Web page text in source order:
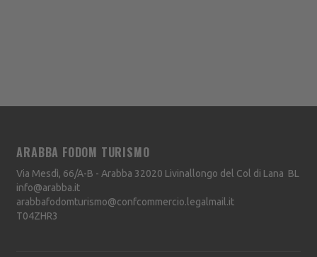
ARABBA FODOM TURISMO
Via Mesdì, 66/A-B - Arabba 32020 Livinallongo del Col di Lana BL
info@arabba.it
arabbafodomturismo@confcommercio.legalmail.it
T04ZHR3